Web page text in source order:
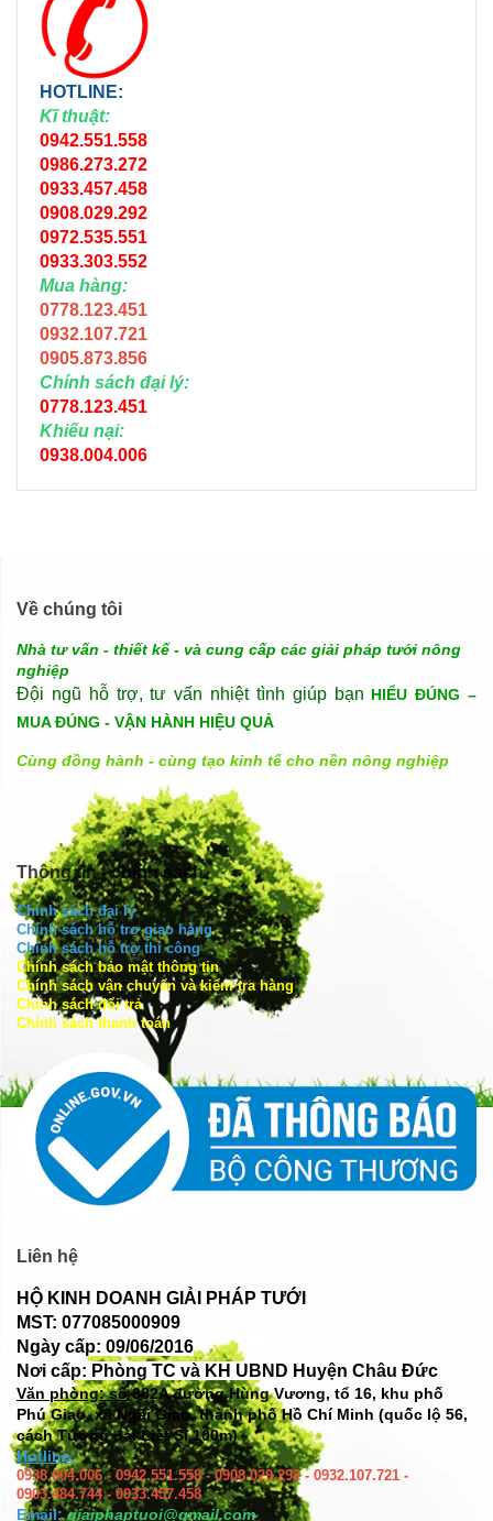
HOTLINE:
Kĩ thuật:
0942.551.558
0986.273.272
0933.457.458
0908.029.292
0972.535.551
0933.303.552
Mua hàng:
0778.123.451
0932.107.721
0905.873.856
Chính sách đại lý:
0778.123.451
Khiếu nại:
0938.004.006
Về chúng tôi
Nhà tư vấn - thiết kế - và cung cấp các giải pháp tưới nông
nghiệp
Đội ngũ hỗ trợ, tư vấn nhiệt tình giúp bạn HIỂU ĐÚNG –
MUA ĐÚNG - VẬN HÀNH HIỆU QUẢ
Cùng đồng hành - cùng tạo kinh tế cho nền nông nghiệp
Thông tin - chính sách
Chính sách đại lý
Chính sách hỗ trợ giao hàng
Chính sách hỗ trợ thi công
Chính sách bảo mật thông tin
Chính sách vận chuyển và kiểm tra hàng
Chính sách đổi trả
Chính sách thanh toán
Liên hệ
HỘ KINH DOANH GIẢI PHÁP TƯỚI
MST: 077085000909
Ngày cấp: 09/06/2016
Nơi cấp: Phòng TC và KH UBND Huyện Châu Đức
Văn phòng: số382A đường Hùng Vương, tổ 16, khu phố
Phú Giao, xã Ngãi Giao, thành phố Hồ Chí Minh (quốc lộ 56,
cách Tượng đài Liệt Sĩ 100m)
Hotline:
0938.004.006 - 0942.551.558 - 0908.029.292 - 0932.107.721 -
0903.484.744 - 0933.457.458
Email: giaiphaptuoi@gmail.com